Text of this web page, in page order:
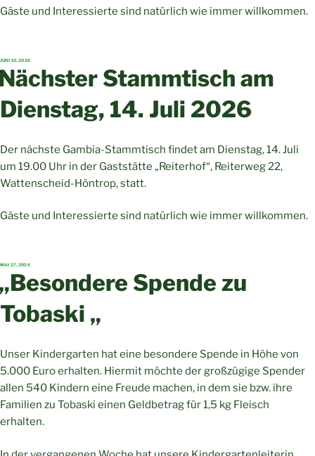
Gäste und Interessierte sind natürlich wie immer willkommen.
VERÖFFENTLICHT
JUNI 10, 2026
Stammtisch am
Dienstag, 14. Juli 2026
Der nächste Gambia-Stammtisch findet am Dienstag, 14. Juli
um 19.00 Uhr in der Gaststätte „Reiterhof“, Reiterweg 22,
Wattenscheid-Höntrop, statt.
Gäste und Interessierte sind natürlich wie immer willkommen.
VERÖFFENTLICHT
MAI 27, 2026
Spende zu
Tobaski „
Unser Kindergarten hat eine besondere Spende in Höhe von
5.000 Euro erhalten. Hiermit möchte der großzügige Spender
allen 540 Kindern eine Freude machen, in dem sie bzw. ihre
Familien zu Tobaski einen Geldbetrag für 1,5 kg Fleisch
erhalten.